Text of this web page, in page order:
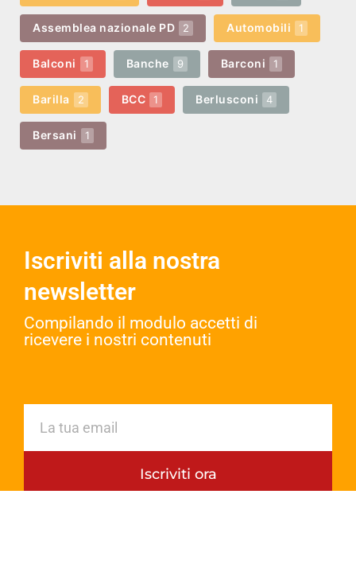
Assemblea nazionale PD 2 Automobili 1
Balconi 1 Banche 9 Barconi 1
Barilla 2 BCC 1 Berlusconi 4
Bersani 1
Iscriviti alla nostra
newsletter
Compilando il modulo accetti di
ricevere i nostri contenuti​
Iscriviti ora